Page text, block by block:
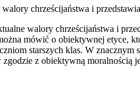
chrześcijaństwa i
mówić o obiektywnej etyce,
starszych klas. W
z obiektywną moralnością